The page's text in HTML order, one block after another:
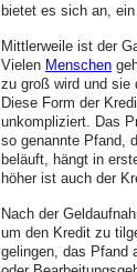
bietet es sich an,
Mittlerweile ist der
Vielen Menschen
zu groß wird und sie
Diese Form der
unkompliziert. Das
so genannte Pfand,
beläuft, hängt in
höher ist auch der
Nach der
um den Kredit zu
gelingen, das Pfand